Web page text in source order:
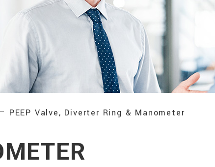
PEEP Valve, Diverter Ring & Manometer